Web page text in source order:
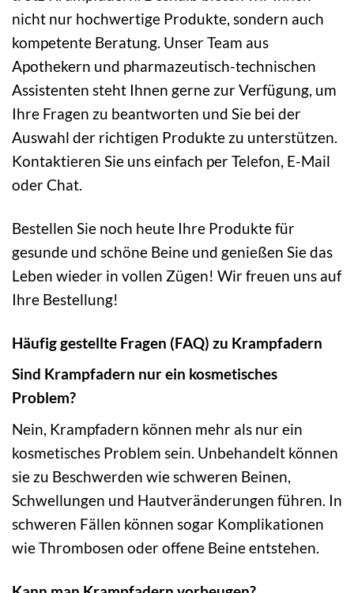
nicht nur hochwertige Produkte, sondern auch
kompetente Beratung. Unser Team aus
Apothekern und pharmazeutisch-technischen
Assistenten steht Ihnen gerne zur Verfügung, um
Ihre Fragen zu beantworten und Sie bei der
Auswahl der richtigen Produkte zu unterstützen.
Kontaktieren Sie uns einfach per Telefon, E-Mail
oder Chat.
Bestellen Sie noch heute Ihre Produkte für
gesunde und schöne Beine und genießen Sie das
Leben wieder in vollen Zügen! Wir freuen uns auf
Ihre Bestellung!
Häufig gestellte Fragen (FAQ) zu Krampfadern
Sind Krampfadern nur ein kosmetisches
Problem?
Nein, Krampfadern können mehr als nur ein
kosmetisches Problem sein. Unbehandelt können
sie zu Beschwerden wie schweren Beinen,
Schwellungen und Hautveränderungen führen. In
schweren Fällen können sogar Komplikationen
wie Thrombosen oder offene Beine entstehen.